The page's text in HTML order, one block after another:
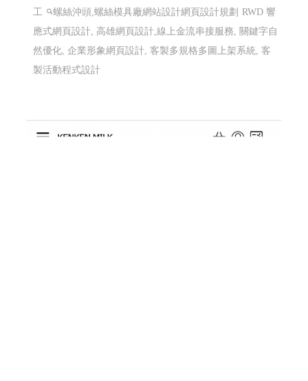
工 螺絲沖頭,螺絲模具廠網站設計網頁設計規劃 RWD 響
應式網頁設計, 高雄網頁設計,線上金流串接服務, 關鍵字自
然優化, 企業形象網頁設計, 客製多規格多圖上架系統, 客
製活動程式設計